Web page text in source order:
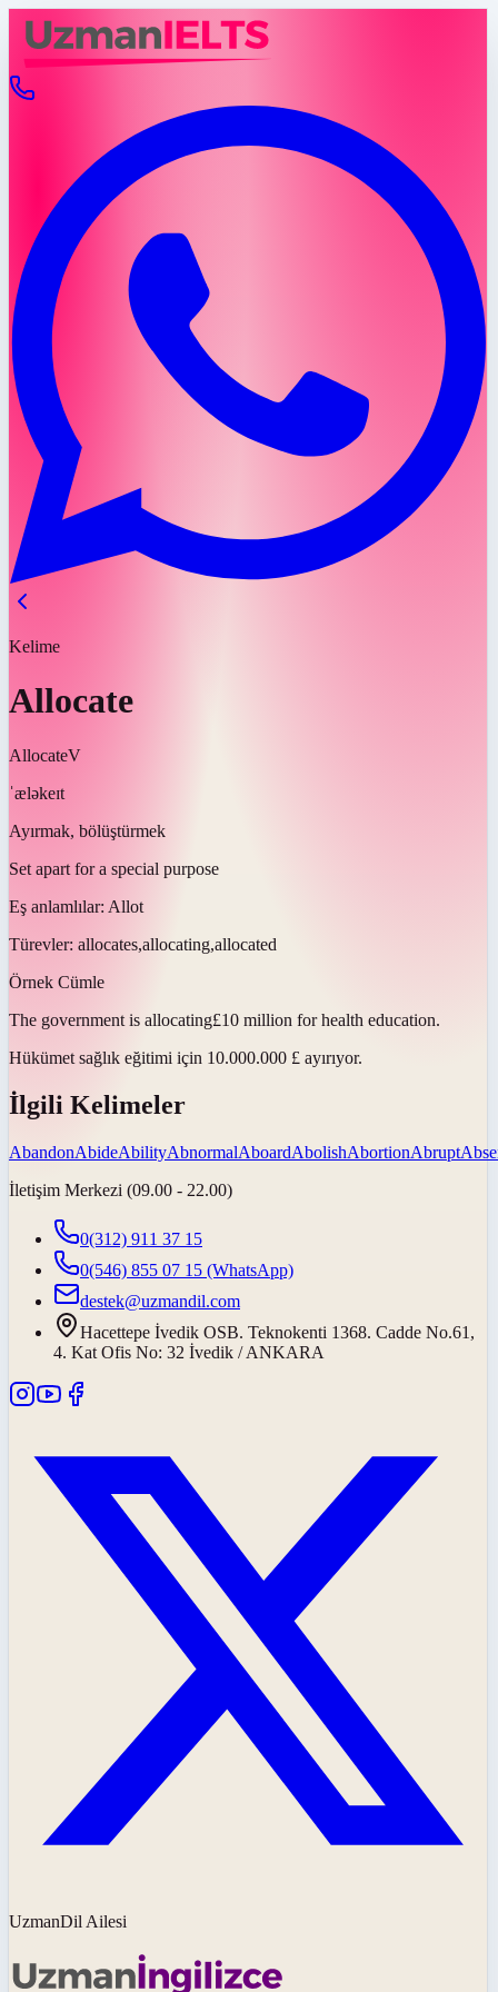
Kelime
Allocate
AllocateV
ˈæləkeɪt
Ayırmak, bölüştürmek
Set apart for a special purpose
Eş anlamlılar: Allot
Türevler: allocates,allocating,allocated
Örnek Cümle
The government is allocating£10 million for health education.
Hükümet sağlık eğitimi için 10.000.000 £ ayırıyor.
İlgili Kelimeler
AbandonAbideAbilityAbnormalAboardAbolishAbortionAbrupt
İletişim Merkezi (09.00 - 22.00)
0(312) 911 37 15
0(546) 855 07 15 (WhatsApp)
destek@uzmandil.com
Hacettepe İvedik OSB. Teknokenti 1368. Cadde No.61,
4. Kat Ofis No: 32 İvedik / ANKARA
UzmanDil Ailesi